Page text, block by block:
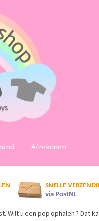
Afrekenen
u een pop ophalen ? Dat